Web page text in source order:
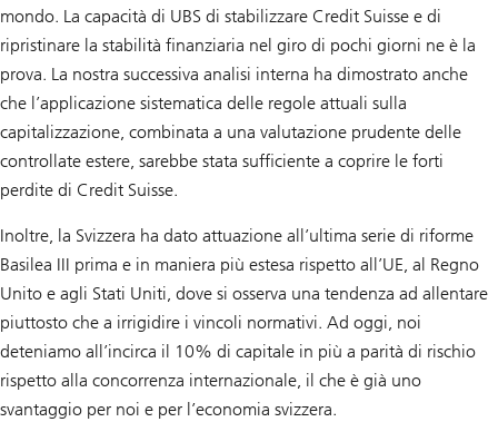
mondo. La capacità di UBS di stabilizzare Credit Suisse e di
ripristinare la stabilità finanziaria nel giro di pochi giorni ne è la
prova. La nostra successiva analisi interna ha dimostrato anche
che l’applicazione sistematica delle regole attuali sulla
capitalizzazione, combinata a una valutazione prudente delle
controllate estere, sarebbe stata sufficiente a coprire le forti
perdite di Credit Suisse.
Inoltre, la Svizzera ha dato attuazione all’ultima serie di riforme
Basilea III prima e in maniera più estesa rispetto all’UE, al Regno
Unito e agli Stati Uniti, dove si osserva una tendenza ad allentare
piuttosto che a irrigidire i vincoli normativi. Ad oggi, noi
deteniamo all’incirca il 10% di capitale in più a parità di rischio
rispetto alla concorrenza internazionale, il che è già uno
svantaggio per noi e per l’economia svizzera.